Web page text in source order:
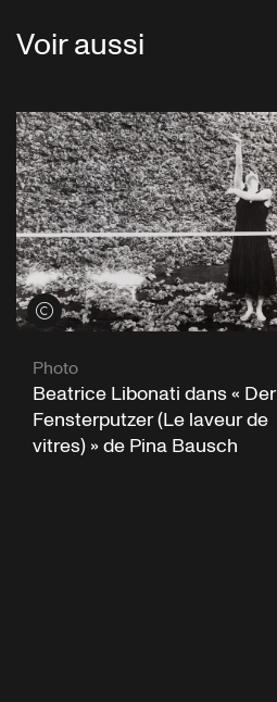
Voir aussi
Voir les crédits
Photo
Beatrice Libonati dans « Der
Fensterputzer (Le laveur de
vitres) » de Pina Bausch